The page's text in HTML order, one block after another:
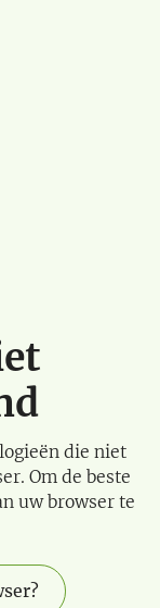
die niet
Om de beste
uw browser te